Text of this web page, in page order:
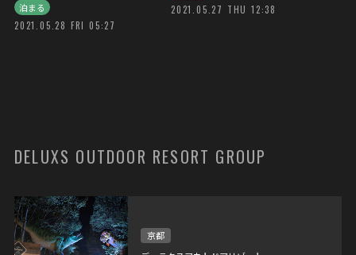
泊まる
2021.05.28 FRI 05:27
2021.05.27 THU 12:38
DELUXS OUTDOOR RESORT GROUP
京都